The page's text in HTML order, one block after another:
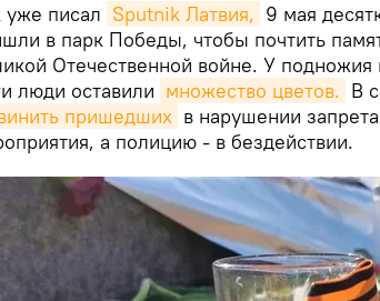
уже писал Sputnik Латвия, 9 мая
в парк Победы, чтобы почтить
Отечественной войне. У
люди оставили множество цветов. В
пришедших в нарушении
а полицию - в бездействии.